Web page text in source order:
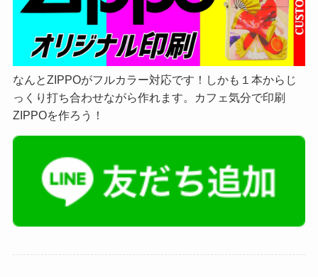
なんとZIPPOがフルカラー対応です！しかも１本からじ
っくり打ち合わせながら作れます。カフェ気分で印刷
ZIPPOを作ろう！